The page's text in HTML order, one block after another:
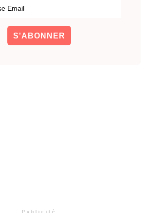
Publicité